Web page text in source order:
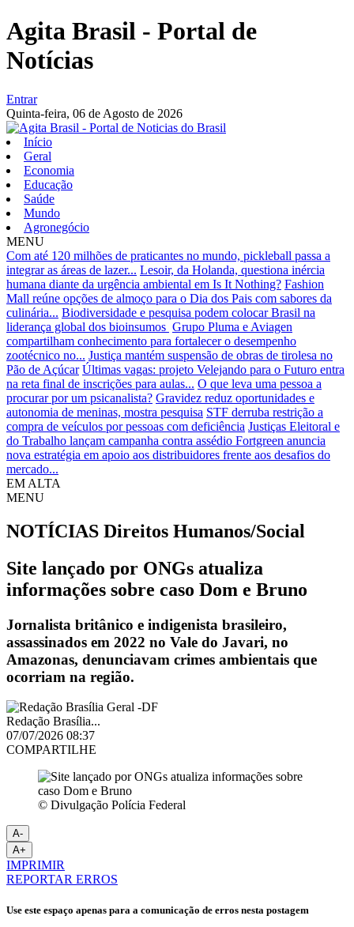
Agita Brasil - Portal de
Notícias
Entrar
Quinta-feira, 06 de Agosto de 2026
Início
Geral
Economia
Educação
Saúde
Mundo
Agronegócio
MENU
Com até 120 milhões de praticantes no mundo, pickleball passa a
integrar as áreas de lazer... Lesoir, da Holanda, questiona inércia
humana diante da urgência ambiental em Is It Nothing? Fashion
Mall reúne opções de almoço para o Dia dos Pais com sabores da
culinária... Biodiversidade e pesquisa podem colocar Brasil na
liderança global dos bioinsumos Grupo Pluma e Aviagen
compartilham conhecimento para fortalecer o desempenho
zootécnico no... Justiça mantém suspensão de obras de tirolesa no
Pão de Açúcar Últimas vagas: projeto Velejando para o Futuro entra
na reta final de inscrições para aulas... O que leva uma pessoa a
procurar por um psicanalista? Gravidez reduz oportunidades e
autonomia de meninas, mostra pesquisa STF derruba restrição a
compra de veículos por pessoas com deficiência Justiças Eleitoral e
do Trabalho lançam campanha contra assédio Fortgreen anuncia
nova estratégia em apoio aos distribuidores frente aos desafios do
mercado...
EM ALTA
MENU
NOTÍCIAS Direitos Humanos/Social
Site lançado por ONGs atualiza
informações sobre caso Dom e Bruno
Jornalista britânico e indigenista brasileiro,
assassinados em 2022 no Vale do Javari, no
Amazonas, denunciavam crimes ambientais que
ocorriam na região.
Redação Brasília...
07/07/2026 08:37
COMPARTILHE
© Divulgação Polícia Federal
A-
A+
IMPRIMIR
REPORTAR ERROS
Use este espaço apenas para a comunicação de erros nesta postagem